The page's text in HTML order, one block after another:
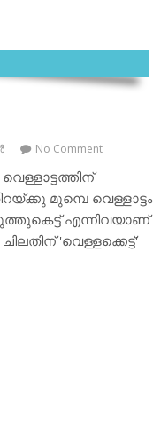
No Comment
മുമ്പെ വെള്ളാട്ടം
എന്നിവയാണ്
'വെള്ളക്കെട്ട്'